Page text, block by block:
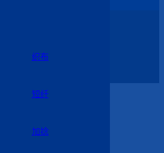
织布
短纤
加捻
九州星际 版权所有